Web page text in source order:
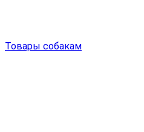
Товары собакам